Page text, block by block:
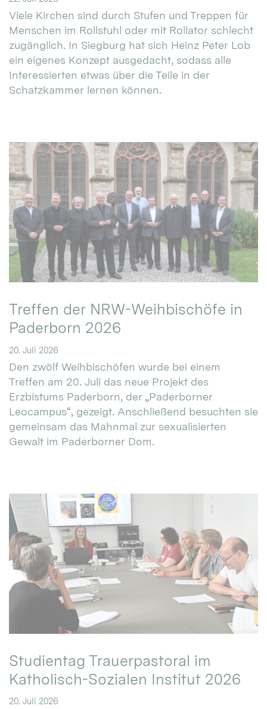
Viele Kirchen sind durch Stufen und Treppen für
Menschen im Rollstuhl oder mit Rollator schlecht
zugänglich. In Siegburg hat sich Heinz Peter Lob
ein eigenes Konzept ausgedacht, sodass alle
Interessierten etwas über die Teile in der
Schatzkammer lernen können.
Treffen der NRW-Weihbischöfe in
Paderborn 2026
20. Juli 2026
Den zwölf Weihbischöfen wurde bei einem
Treffen am 20. Juli das neue Projekt des
Erzbistums Paderborn, der „Paderborner
Leocampus“, gezeigt. Anschließend besuchten sie
gemeinsam das Mahnmal zur sexualisierten
Gewalt im Paderborner Dom.
Studientag Trauerpastoral im
Katholisch-Sozialen Institut 2026
20. Juli 2026